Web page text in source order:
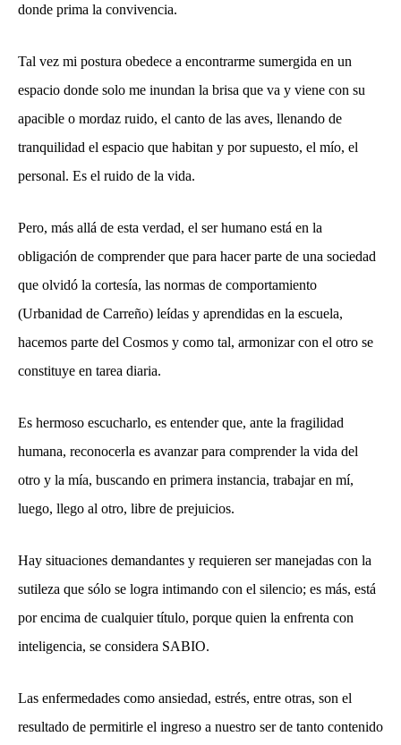
donde prima la convivencia.
Tal vez mi postura obedece a encontrarme sumergida en un
espacio donde solo me inundan la brisa que va y viene con su
apacible o mordaz ruido, el canto de las aves, llenando de
tranquilidad el espacio que habitan y por supuesto, el mío, el
personal. Es el ruido de la vida.
Pero, más allá de esta verdad, el ser humano está en la
obligación de comprender que para hacer parte de una sociedad
que olvidó la cortesía, las normas de comportamiento
(Urbanidad de Carreño) leídas y aprendidas en la escuela,
hacemos parte del Cosmos y como tal, armonizar con el otro se
constituye en tarea diaria.
Es hermoso escucharlo, es entender que, ante la fragilidad
humana, reconocerla es avanzar para comprender la vida del
otro y la mía, buscando en primera instancia, trabajar en mí,
luego, llego al otro, libre de prejuicios.
Hay situaciones demandantes y requieren ser manejadas con la
sutileza que sólo se logra intimando con el silencio; es más, está
por encima de cualquier título, porque quien la enfrenta con
inteligencia, se considera SABIO.
Las enfermedades como ansiedad, estrés, entre otras, son el
resultado de permitirle el ingreso a nuestro ser de tanto contenido